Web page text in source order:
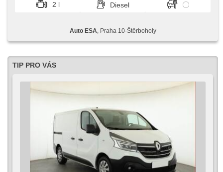
2 l
Diesel
Auto ESA , Praha 10-Štěrboholy
TIP PRO VÁS